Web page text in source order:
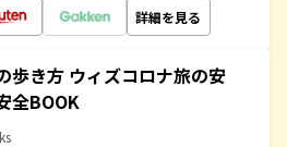
詳細を見る
歩き方 ウィズコロナ旅の安
全BOOK